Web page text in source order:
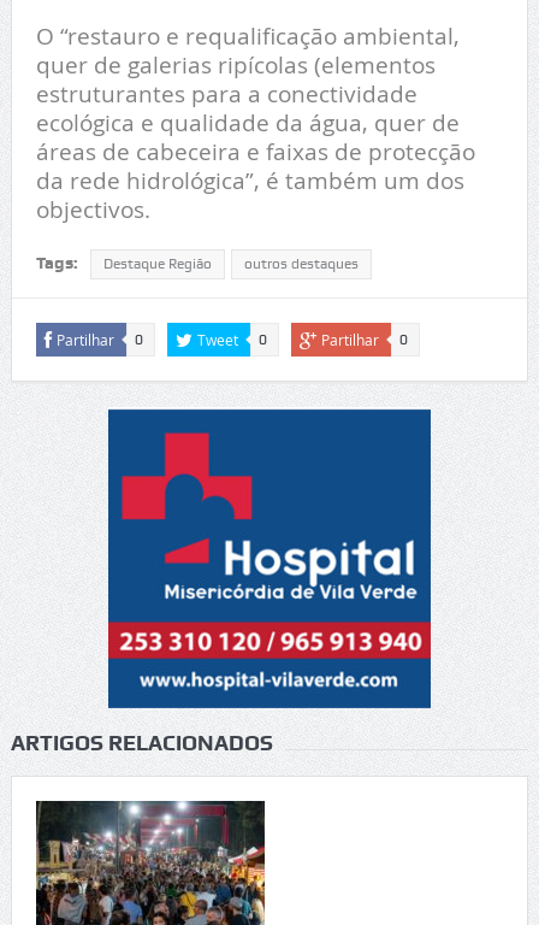
O “restauro e requalificação ambiental,
quer de galerias ripícolas (elementos
estruturantes para a conectividade
ecológica e qualidade da água, quer de
áreas de cabeceira e faixas de protecção
da rede hidrológica”, é também um dos
objectivos.
Tags: Destaque Região outros destaques
Partilhar 0 Tweet 0 Partilhar 0
ARTIGOS RELACIONADOS